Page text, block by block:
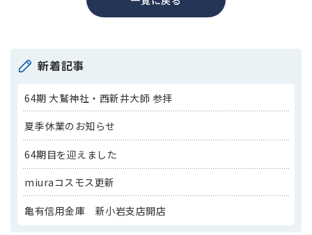
新着記事
64期 大鷲神社・西新井大師 参拝
夏季休業のお知らせ
64期目を迎えました
miuraコスモス更新
亀有信用金庫 新小岩支店開店